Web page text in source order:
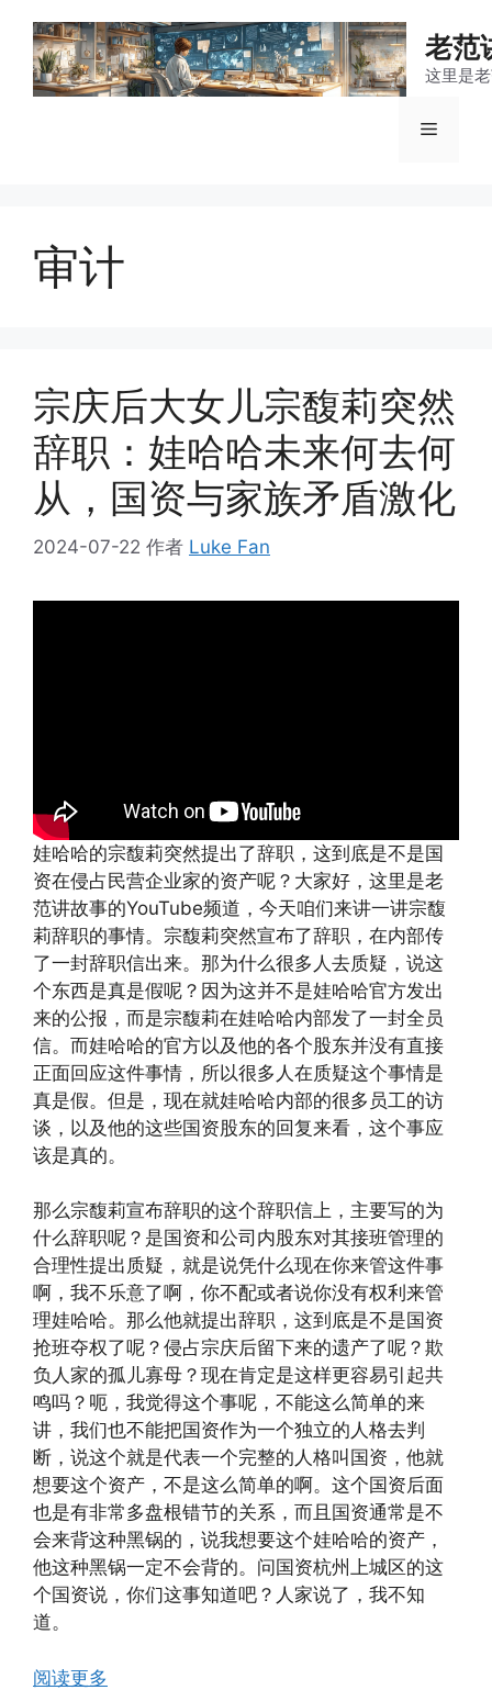
老范
这里是
菜
审计
宗庆后大女儿宗馥莉突然
辞职：娃哈哈未来何去何
从，国资与家族矛盾激化
2024-07-22 作者 Luke Fan
娃哈哈的宗馥莉突然提出了辞职，这到底是不是国
资在侵占民营企业家的资产呢？大家好，这里是老
范讲故事的YouTube频道，今天咱们来讲一讲宗馥
莉辞职的事情。宗馥莉突然宣布了辞职，在内部传
了一封辞职信出来。那为什么很多人去质疑，说这
个东西是真是假呢？因为这并不是娃哈哈官方发出
来的公报，而是宗馥莉在娃哈哈内部发了一封全员
信。而娃哈哈的官方以及他的各个股东并没有直接
正面回应这件事情，所以很多人在质疑这个事情是
真是假。但是，现在就娃哈哈内部的很多员工的访
谈，以及他的这些国资股东的回复来看，这个事应
该是真的。
那么宗馥莉宣布辞职的这个辞职信上，主要写的为
什么辞职呢？是国资和公司内股东对其接班管理的
合理性提出质疑，就是说凭什么现在你来管这件事
啊，我不乐意了啊，你不配或者说你没有权利来管
理娃哈哈。那么他就提出辞职，这到底是不是国资
抢班夺权了呢？侵占宗庆后留下来的遗产了呢？欺
负人家的孤儿寡母？现在肯定是这样更容易引起共
鸣吗？呃，我觉得这个事呢，不能这么简单的来
讲，我们也不能把国资作为一个独立的人格去判
断，说这个就是代表一个完整的人格叫国资，他就
想要这个资产，不是这么简单的啊。这个国资后面
也是有非常多盘根错节的关系，而且国资通常是不
会来背这种黑锅的，说我想要这个娃哈哈的资产，
他这种黑锅一定不会背的。问国资杭州上城区的这
个国资说，你们这事知道吧？人家说了，我不知
道。
阅读更多